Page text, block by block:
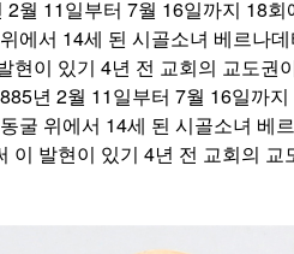
월 11일부터 7월 16일까지 18
에서 14세 된 시골소녀 베르나
이 있기 4년 전 교회의 교도
년 2월 11일부터 7월 16일까
굴 위에서 14세 된 시골소녀 베
발현이 있기 4년 전 교회의